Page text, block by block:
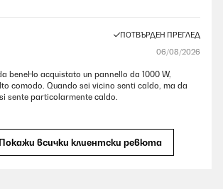
ПОТВЪРДЕН ПРЕГЛЕД
06/08/2026
beneHo acquistato un pannello da 1000 W,
comodo. Quando sei vicino senti caldo, ma da
sente particolarmente caldo.
Покажи всички клиентски ревюта